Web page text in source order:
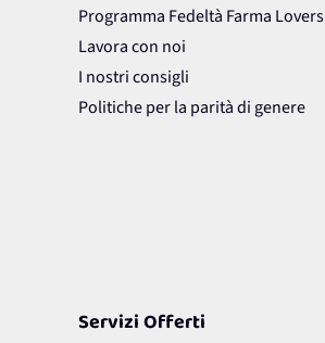
Programma Fedeltà Farma Lovers
Lavora con noi
I nostri consigli
Politiche per la parità di genere
Servizi Offerti